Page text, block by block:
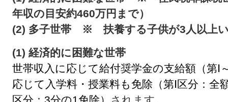
年収の目安約460万円まで）
(2) 多子世帯 ※ 扶養する子供が3人以上
(1) 経済的に困難な世帯
世帯収入に応じて給付奨学金の支給額（第
応じて入学料・授業料も免除（第Ⅰ区分：全